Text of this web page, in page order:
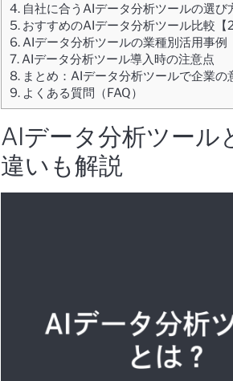
4.自社に合うAIデータ分析ツールの選び
5.おすすめのAIデータ分析ツール比較【
6.AIデータ分析ツールの業種別活用事例
7.AIデータ分析ツール導入時の注意点
8.まとめ：AIデータ分析ツールで企業の
9.よくある質問（FAQ）
AIデータ分析ツール
違いも解説